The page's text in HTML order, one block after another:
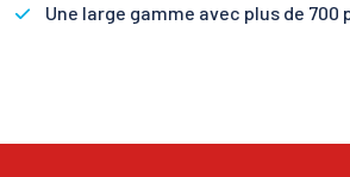
Une large gamme avec plus de 700